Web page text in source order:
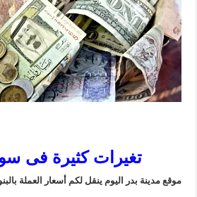
تغيرات كثيرة فى
موقع مدينة بدر اليوم ينقل لكم أسعار العملة